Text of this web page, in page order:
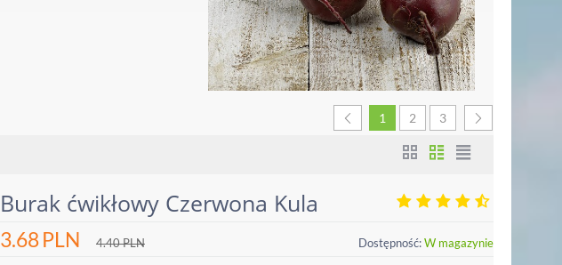
1 2 3
Burak ćwikłowy Czerwona Kula
3.68PLN 4.40PLN Dostępność:W magazynie